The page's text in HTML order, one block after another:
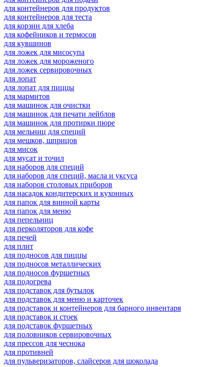
для контейнеров для продуктов
для контейнеров для теста
для корзин для хлеба
для кофейников и термосов
для кувшинов
для ложек для мисосупа
для ложек для мороженого
для ложек сервировочных
для лопат
для лопат для пиццы
для мармитов
для машинок для очистки
для машинок для печати лейблов
для машинок для протирки пюре
для мельниц для специй
для мешков, шприцов
для мисок
для мусат и точил
для наборов для специй
для наборов для специй, масла и уксуса
для наборов столовых приборов
для насадок кондитерских и кухонных
для папок для винной карты
для папок для меню
для пепельниц
для перколяторов для кофе
для печей
для плит
для подносов для пиццы
для подносов металлических
для подносов фуршетных
для подогрева
для подставок для бутылок
для подставок для меню и карточек
для подставок и контейнеров для барного инвентаря
для подставок и стоек
для подставок фуршетных
для половников сервировочных
для прессов для чеснока
для противней
для пульверизаторов, слайсеров для шоколада